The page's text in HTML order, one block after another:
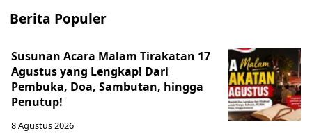
Berita Populer
Susunan Acara Malam Tirakatan 17
Agustus yang Lengkap! Dari
Pembuka, Doa, Sambutan, hingga
Penutup!
8 Agustus 2026